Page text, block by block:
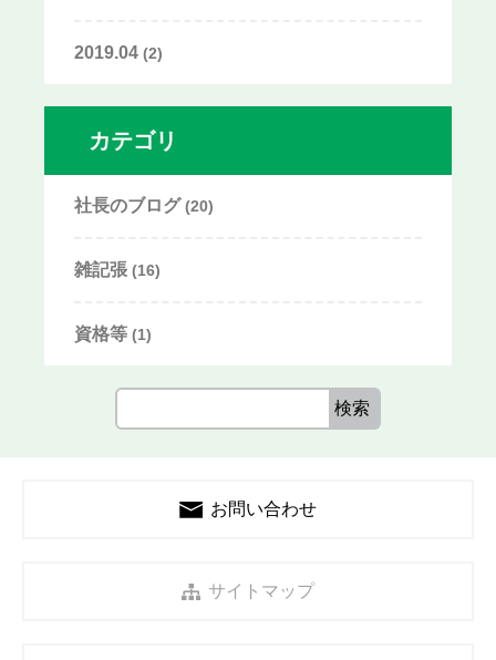
2019.04(2)
カテゴリ
社長のブログ(20)
雑記張(16)
資格等(1)
お問い合わせ
サイトマップ